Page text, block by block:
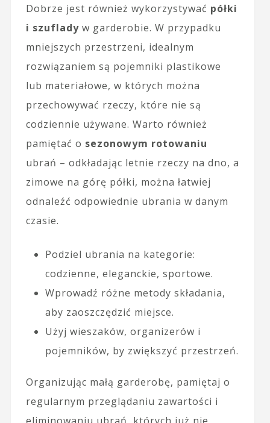
Dobrze jest również wykorzystywać półki
i szufladyw garderobie. W przypadku
mniejszych przestrzeni, idealnym
rozwiązaniem są pojemniki plastikowe
lub materiałowe, w których można
przechowywać rzeczy, które nie są
codziennie używane. Warto również
pamiętać o sezonowym rotowaniu
ubrań – odkładając letnie rzeczy na dno, a
zimowe na górę półki, można łatwiej
odnaleźć odpowiednie ubrania w danym
czasie.
Podziel ubrania na kategorie:
codzienne, eleganckie, sportowe.
Wprowadź różne metody składania,
aby zaoszczędzić miejsce.
Użyj wieszaków, organizerów i
pojemników, by zwiększyć przestrzeń.
Organizując małą garderobę, pamiętaj o
regularnym przeglądaniu zawartości i
eliminowaniu ubrań, których już nie